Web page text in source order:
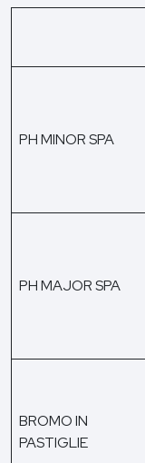
PH MINOR SPA
PH MAJOR SPA
BROMO IN
PASTIGLIE